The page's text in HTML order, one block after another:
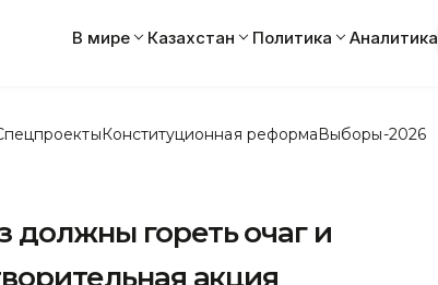
В мире Казахстан Политика Аналитика
Конституционная реформаВыборы-2026
гореть очаг и
акция